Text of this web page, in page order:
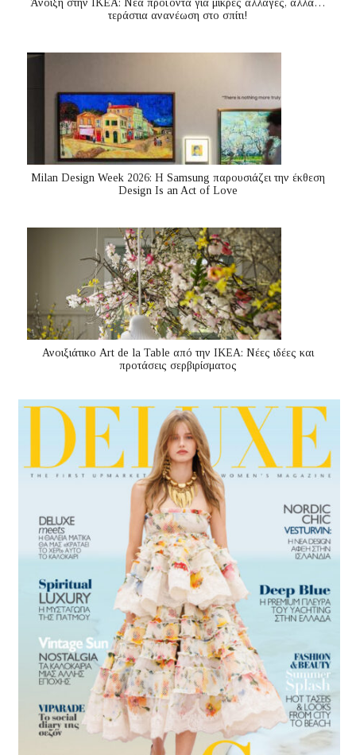
Άνοιξη στην ΙΚΕΑ: Νέα προϊόντα για μικρές αλλαγές, αλλά…
τεράστια ανανέωση στο σπίτι!
Milan Design Week 2026: Η Samsung παρουσιάζει την έκθεση
Design Is an Act of Love
Ανοιξιάτικο Art de la Table από την ΙΚΕΑ: Νέες ιδέες και
προτάσεις σερβιρίσματος